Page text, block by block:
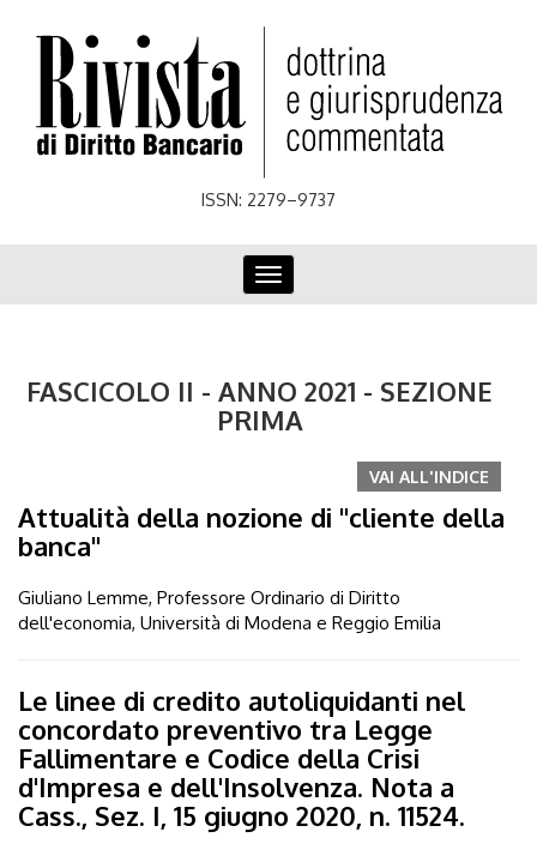
ISSN: 2279–9737
Toggle
navigation
FASCICOLO II - ANNO 2021 - SEZIONE
PRIMA
VAI ALL'INDICE
Attualità della nozione di "cliente della
banca"
Giuliano Lemme, Professore Ordinario di Diritto
dell'economia, Università di Modena e Reggio Emilia
Le linee di credito autoliquidanti nel
concordato preventivo tra Legge
Fallimentare e Codice della Crisi
d'Impresa e dell'Insolvenza. Nota a
Cass., Sez. I, 15 giugno 2020, n. 11524.